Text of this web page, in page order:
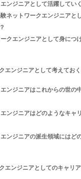
ンジニアとして活躍してい
ネットワークエンジニアと
クエンジニアとして身につ
エンジニアとして考えてお
ンジニアはこれからの世の
ンジニアはどのようなキャ
ンジニアの派生領域にはど
エンジニアとしてのキャリ